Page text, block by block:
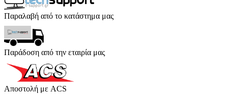
Παραλαβή από το κατάστημα μας
Παράδοση από την εταιρία μας
Αποστολή με ACS